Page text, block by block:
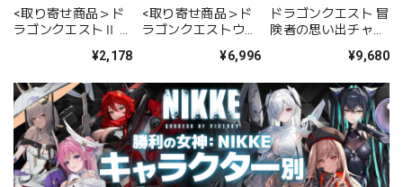
<取り寄せ商品＞ド
ラゴンクエストⅡ 折
¥2,178
<取り寄せ商品＞ド
ラゴンクエストウォ
ラミチとカラフルな
¥6,996
ドラゴンクエスト 冒
険者の思い出チャー
¥9,680